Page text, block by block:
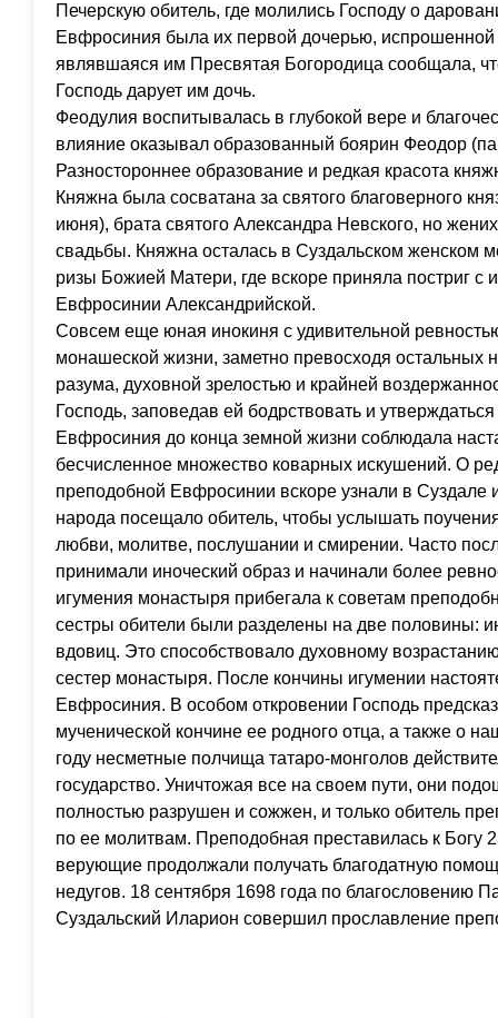
Печерскую обитель, где молились Господу о
Евфросиния была их первой дочерью,
являвшаяся им Пресвятая Богородица сообщала,
Господь дарует им дочь.
Феодулия воспитывалась в глубокой вере и
влияние оказывал образованный боярин Феодор
Разностороннее образование и редкая красота
Княжна была сосватана за святого благоверного
июня), брата святого Александра Невского, но
свадьбы. Княжна осталась в Суздальском женском
ризы Божией Матери, где вскоре приняла постриг
Евфросинии Александрийской.
Совсем еще юная инокиня с удивительной
монашеской жизни, заметно превосходя остальных
разума, духовной зрелостью и крайней
Господь, заповедав ей бодрствовать и
Евфросиния до конца земной жизни соблюдала
бесчисленное множество коварных искушений. О
преподобной Евфросинии вскоре узнали в Суздале
народа посещало обитель, чтобы услышать
любви, молитве, послушании и смирении. Часто
принимали иноческий образ и начинали более
игумения монастыря прибегала к советам
сестры обители были разделены на две половины:
вдовиц. Это способствовало духовному
сестер монастыря. После кончины игумении
Евфросиния. В особом откровении Господь
мученической кончине ее родного отца, а также о
году несметные полчища татаро-монголов
государство. Уничтожая все на своем пути, они
полностью разрушен и сожжен, и только обитель
по ее молитвам. Преподобная преставилась к Богу
верующие продолжали получать благодатную
недугов. 18 сентября 1698 года по благословению
Суздальский Иларион совершил прославление